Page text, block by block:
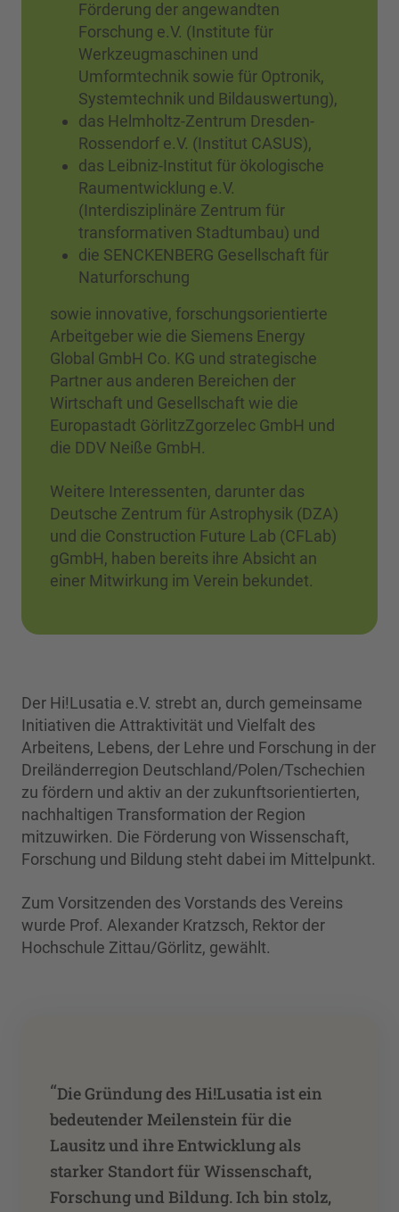
Förderung der angewandten
Forschung e.V. (Institute für
Werkzeugmaschinen und
Umformtechnik sowie für Optronik,
Systemtechnik und Bildauswertung),
das Helmholtz-Zentrum Dresden-
Rossendorf e.V. (Institut CASUS),
das Leibniz-Institut für ökologische
Raumentwicklung e.V.
(Interdisziplinäre Zentrum für
transformativen Stadtumbau) und
die SENCKENBERG Gesellschaft für
Naturforschung
sowie innovative, forschungsorientierte
Arbeitgeber wie die Siemens Energy
Global GmbH Co. KG und strategische
Partner aus anderen Bereichen der
Wirtschaft und Gesellschaft wie die
Europastadt GörlitzZgorzelec GmbH und
die DDV Neiße GmbH.
Weitere Interessenten, darunter das
Deutsche Zentrum für Astrophysik (DZA)
und die Construction Future Lab (CFLab)
gGmbH, haben bereits ihre Absicht an
einer Mitwirkung im Verein bekundet.
Der Hi!Lusatia e.V. strebt an, durch gemeinsame
Initiativen die Attraktivität und Vielfalt des
Arbeitens, Lebens, der Lehre und Forschung in der
Dreiländerregion Deutschland/Polen/Tschechien
zu fördern und aktiv an der zukunftsorientierten,
nachhaltigen Transformation der Region
mitzuwirken. Die Förderung von Wissenschaft,
Forschung und Bildung steht dabei im Mittelpunkt.
Zum Vorsitzenden des Vorstands des Vereins
wurde Prof. Alexander Kratzsch, Rektor der
Hochschule Zittau/Görlitz, gewählt.
“Die Gründung des Hi!Lusatia ist ein
bedeutender Meilenstein für die
Lausitz und ihre Entwicklung als
starker Standort für Wissenschaft,
Forschung und Bildung. Ich bin stolz,